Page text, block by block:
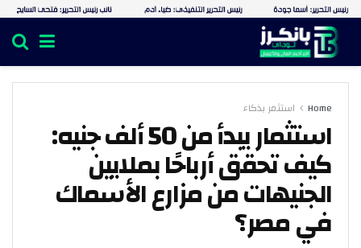
Home استثمر بذكاء
استثمار يبدأ من 50 ألف جنيه:
كيف تحقق أرباحًا بملايين
الجنيهات من مزارع الأسماك
في مصر؟